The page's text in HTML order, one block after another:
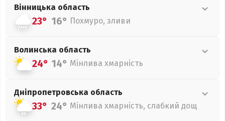
Вінницька область
23° 16° Похмуро, зливи
Волинська область
24° 14° Мінлива хмарність
Дніпропетровська область
33° 24° Мінлива хмарність, слабкий дощ